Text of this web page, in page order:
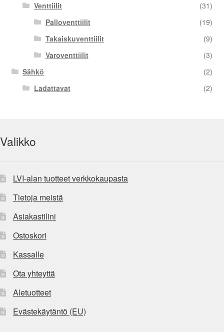
Venttiilit
(31)
Palloventtiilit
(19)
Takaiskuventtiilit
(9)
Varoventtiilit
(3)
Sähkö
(2)
Ladattavat
(2)
Valikko
LVI-alan tuotteet verkkokaupasta
Tietoja meistä
Asiakastilini
Ostoskori
Kassalle
Ota yhteyttä
Aletuotteet
Evästekäytäntö (EU)